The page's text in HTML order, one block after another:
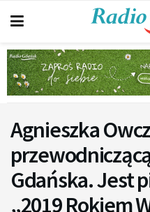
Agnieszka
Gdańska. Jest
„2019 Rokiem